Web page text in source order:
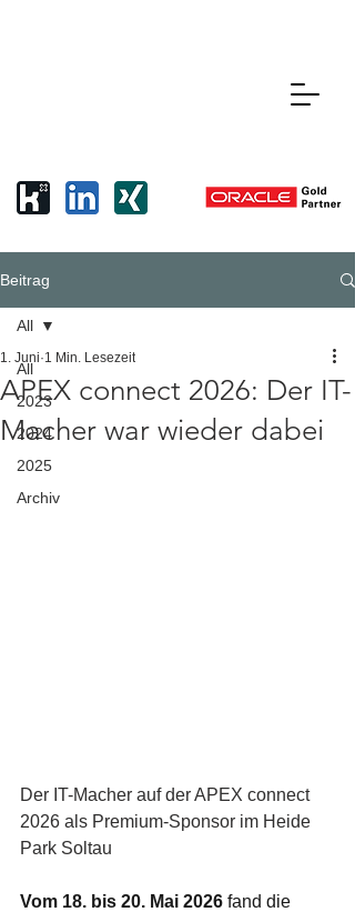
Beitrag
All
2023
2024
2025
Archiv
All
APEX connect 2026: Der IT-
Macher war wieder dabei
1. Juni 1 Min. Lesezeit
Der IT-Macher auf der APEX connect
2026 als Premium-Sponsor im Heide
Park Soltau
Vom 18. bis 20. Mai 2026 fand die